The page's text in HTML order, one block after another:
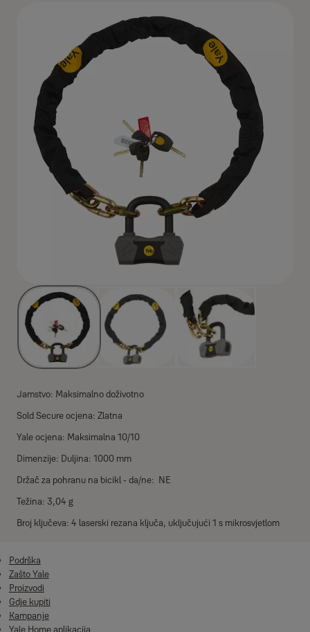
Jamstvo: Maksimalno doživotno
Sold Secure ocjena: Zlatna
Yale ocjena: Maksimalna 10/10
Dimenzije: Duljina: 1000 mm
Držač za pohranu na bicikl - da/ne: NE
Težina: 3,04 g
Broj ključeva: 4 laserski rezana ključa, uključujući 1 s mikrosvjetlom
Podrška
Zašto Yale
Proizvodi
Gdje kupiti
Kampanje
Yale Home aplikacija